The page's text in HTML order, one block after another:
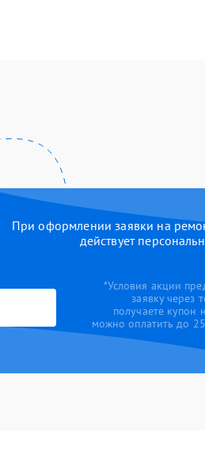
При оформлении заявки на
действует
*Условия акции
заявку через
получаете купон
можно оплатить до